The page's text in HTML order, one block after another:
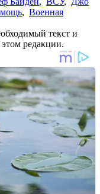
, Военная
текст и
редакции.